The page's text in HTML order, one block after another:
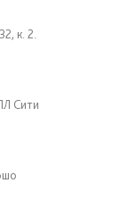
к. 2.
Сити